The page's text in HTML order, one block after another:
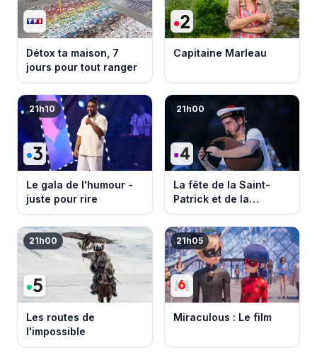
Détox ta maison, 7
jours pour tout ranger
Capitaine Marleau
21h10
Le gala de l'humour -
juste pour rire
21h00
La fête de la Saint-
Patrick et de la
Bretagne
21h00
Les routes de
l'impossible
21h05
Miraculous : Le film